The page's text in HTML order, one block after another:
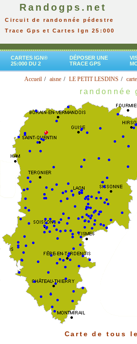
Randogps.net
Circuit de randonnée pédestre
Trace Gps et Cartes Ign 25:000
CARTES IGN®
25:000 DU 2
DÉPOSER UNE
TRACE GPS
Accueil aisne LE PETIT LESDINS
randonnée
Carte de tous